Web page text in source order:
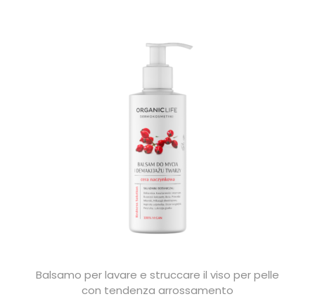
Balsamo per lavare e struccare il viso per pelle
con tendenza arrossamento